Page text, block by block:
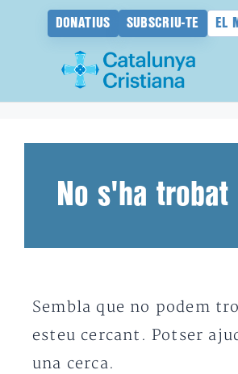
DONATIUS SUBSCRIU-TE EL
No s'ha trobat
Sembla que no podem
esteu cercant. Potser
una cerca.